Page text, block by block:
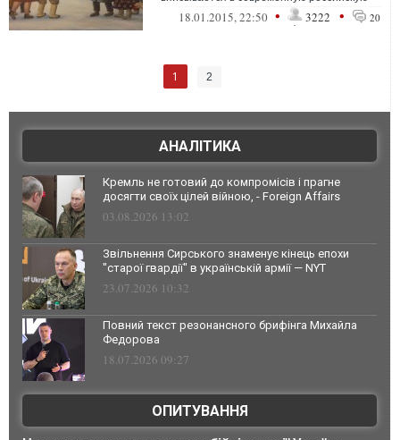
культуру и способен напомнить о вполне
18.01.2015, 22:50 • 3222 • 20
1 2
АНАЛІТИКА
Кремль не готовий до компромісів і прагне
досягти своїх цілей війною, - Foreign Affairs
03.08.2026 13:02
Звільнення Сирського знаменує кінець епохи
"старої гвардії" в українській армії — NYT
23.07.2026 10:32
Повний текст резонансного брифінга Михайла
Федорова
18.07.2026 09:27
ОПИТУВАННЯ